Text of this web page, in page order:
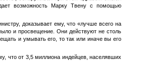
возможность Марку Твену с помощью
доказывает ему, что «лучше всего на
и просвещение. Они действуют не столь
и умывать его, то так или иначе вы его
что от 3,5 миллиона индейцев, населявших